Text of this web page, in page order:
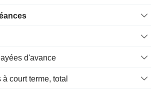
d'avance
court terme, total